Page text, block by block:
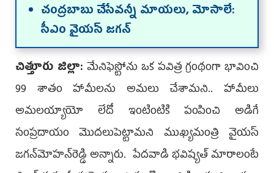
చంద్రబాబు చేసేవన్నీ మాయలు, మోసాలే:
సీఎం వైయ‌స్ జగన్‌
చిత్తూరు జిల్లా:మేనిఫెస్టోను ఒక పవిత్ర గ్రంథంగా భావించి
99 శాతం హామీలను అమలు చేశామని.. హామీలు
అమలయ్యాయో లేదో ఇంటింటికి పంపించి అడిగే
సంప్రదాయం మొదలుపెట్టామని ముఖ్యమంత్రి వైయ‌స్‌
జగన్‌మోహన్‌రెడ్డి అన్నారు. పేదవాడి భవిష్యత్‌ మారాలంటే